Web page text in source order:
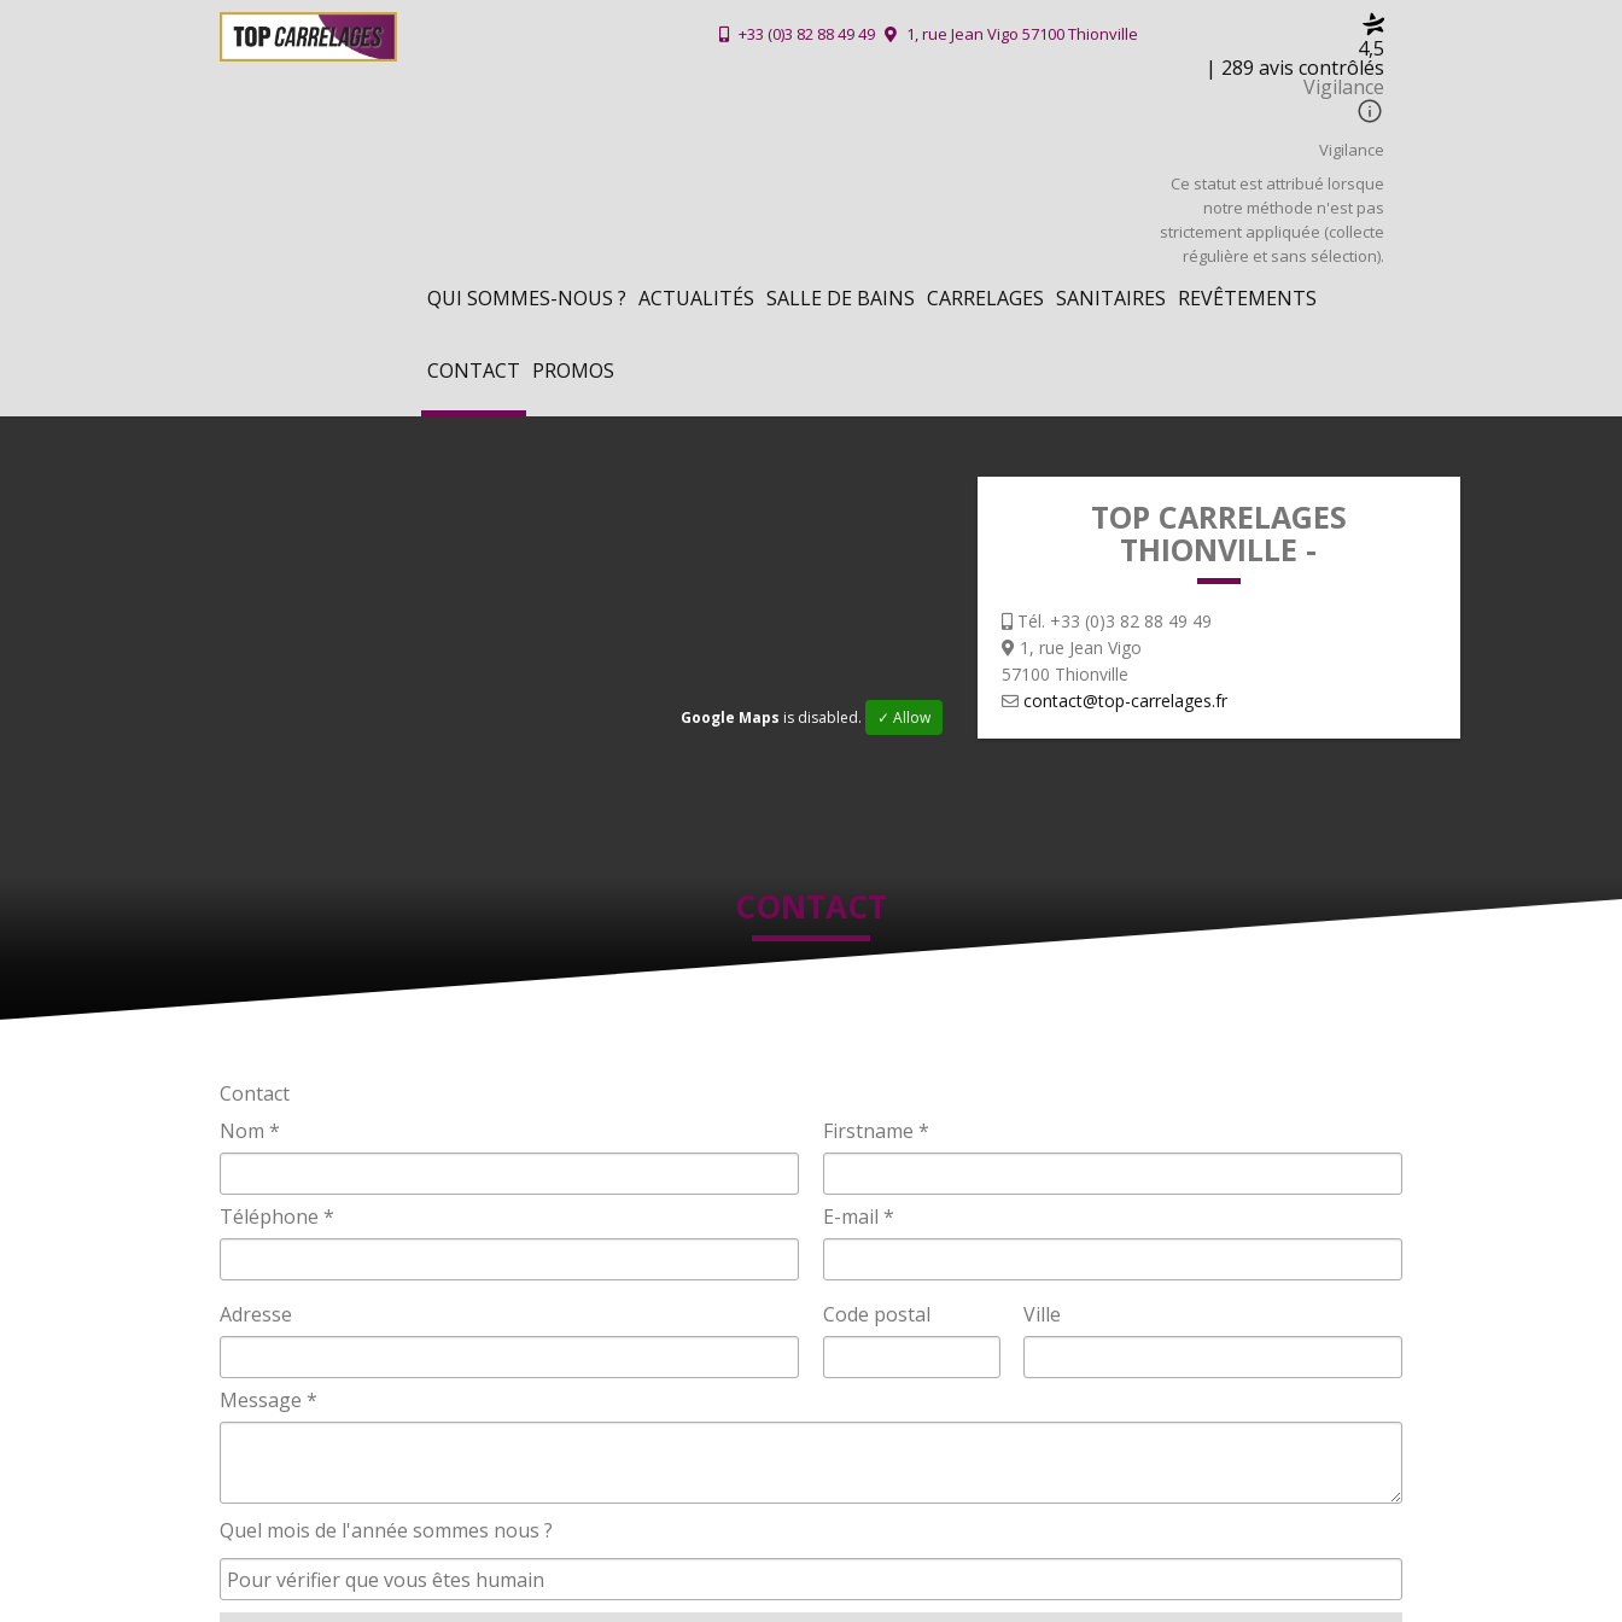
+33 (0)3 82 88 49 49 1, rue Jean Vigo 57100 Thionville
4,5
| 289 avis contrôlés
Vigilance
Vigilance
Ce statut est attribué lorsque
notre méthode n'est pas
strictement appliquée (collecte
régulière et sans sélection).
QUI SOMMES-NOUS ? ACTUALITÉS SALLE DE BAINS CARRELAGES SANITAIRES REVÊTEMENTS
CONTACT PROMOS
CONTACT
Google Maps is disabled. ✓ Allow
TOP CARRELAGES
THIONVILLE -
Tél. +33 (0)3 82 88 49 49
1, rue Jean Vigo
57100 Thionville
contact@top-carrelages.fr
Contact
Nom *
Firstname *
Téléphone * E-mail *
Adresse Code postal Ville
Message *
Quel mois de l'année sommes nous ?